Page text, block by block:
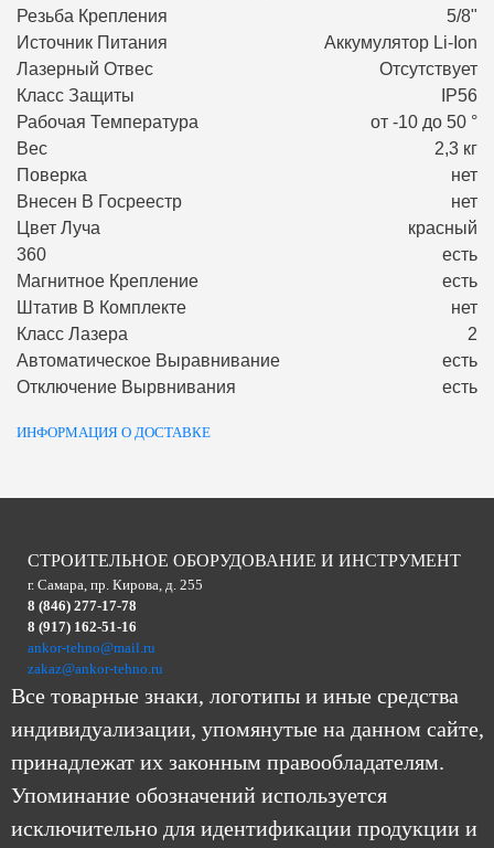
Резьба Крепления
5/8"
Источник Питания
Аккумулятор Li-Ion
Лазерный Отвес
Отсутствует
Класс Защиты
IP56
Рабочая Температура
от -10 до 50 °
Вес
2,3 кг
Поверка
нет
Внесен В Госреестр
нет
Цвет Луча
красный
360
есть
Магнитное Крепление
есть
Штатив В Комплекте
нет
Класс Лазера
2
Автоматическое Выравнивание
есть
Отключение Вырвнивания
есть
ИНФОРМАЦИЯ О ДОСТАВКЕ
СТРОИТЕЛЬНОЕ ОБОРУДОВАНИЕ И ИНСТРУМЕНТ
г. Самара, пр. Кирова, д. 255
8 (846) 277-17-78
8 (917) 162-51-16
ankor-tehno@mail.ru
zakaz@ankor-tehno.ru
Все товарные знаки, логотипы и иные средства
индивидуализации, упомянутые на данном сайте,
принадлежат их законным правообладателям.
Упоминание обозначений используется
исключительно для идентификации продукции и